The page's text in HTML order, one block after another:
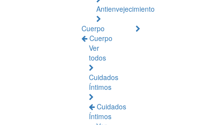
Antienvejecimiento
Cuerpo
Cuerpo
Ver
todos
Cuidados
Íntimos
Cuidados
Íntimos